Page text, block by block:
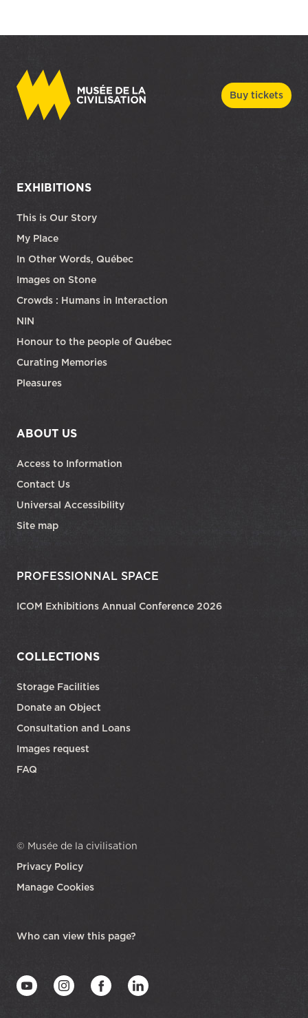
Buy tickets
EXHIBITIONS
This is Our Story
My Place
In Other Words, Québec
Images on Stone
Crowds : Humans in Interaction
NIN
Honour to the people of Québec
Curating Memories
Pleasures
ABOUT US
Access to Information
Contact Us
Universal Accessibility
Site map
PROFESSIONNAL SPACE
ICOM Exhibitions Annual Conference 2026
COLLECTIONS
Storage Facilities
Donate an Object
Consultation and Loans
Images request
FAQ
© Musée de la civilisation
Privacy Policy
Manage Cookies
Who can view this page?